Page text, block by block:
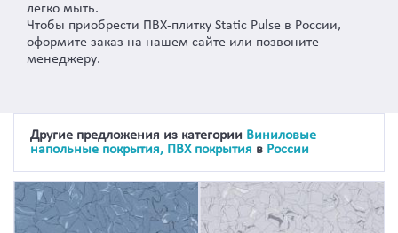
легко мыть.
Чтобы приобрести ПВХ-плитку Static Pulse в России,
оформите заказ на нашем сайте или позвоните
менеджеру.
Другие предложения из категории Виниловые
напольные покрытия, ПВХ покрытия в России